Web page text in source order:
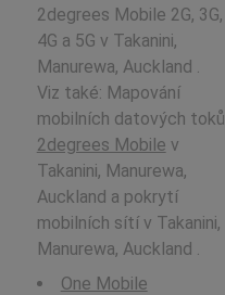
2degrees Mobile 2G, 3G,
4G a 5G v Takanini,
Manurewa, Auckland .
Viz také: Mapování
mobilních datových toků
2degrees Mobile v
Takanini, Manurewa,
Auckland a pokrytí
mobilních sítí v Takanini,
Manurewa, Auckland .
One Mobile